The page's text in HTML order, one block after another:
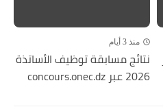
منذ 3 أيام
نتائج مسابقة توظيف الأساتذة
2026 عبر concours.onec.dz